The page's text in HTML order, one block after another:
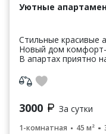
Уютные
Стильные красивые
Новый дом комфорт-класса. Удобные
В апартах приятно
3000 За сутки
1-комнатная 45 м²